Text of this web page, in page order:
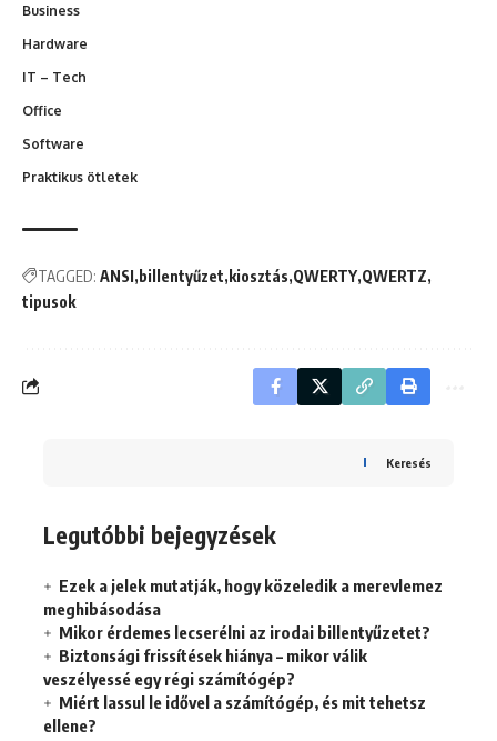
Business
Hardware
IT – Tech
Office
Software
Praktikus ötletek
TAGGED: ANSI billentyűzet kiosztás QWERTY QWERTZ
tipusok
Keresés
Legutóbbi bejegyzések
Ezek a jelek mutatják, hogy közeledik a merevlemez
meghibásodása
Mikor érdemes lecserélni az irodai billentyűzetet?
Biztonsági frissítések hiánya – mikor válik
veszélyessé egy régi számítógép?
Miért lassul le idővel a számítógép, és mit tehetsz
ellene?